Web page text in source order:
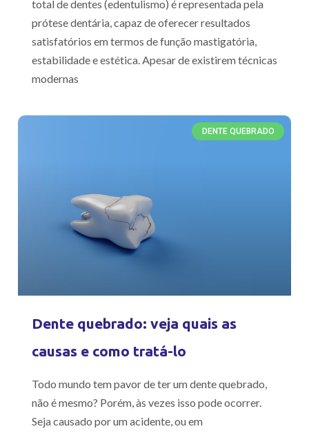
total de dentes (edentulismo) é representada pela
prótese dentária, capaz de oferecer resultados
satisfatórios em termos de função mastigatória,
estabilidade e estética. Apesar de existirem técnicas
modernas
DENTE QUEBRADO
Dente quebrado: veja quais as
causas e como tratá-lo
Todo mundo tem pavor de ter um dente quebrado,
não é mesmo? Porém, às vezes isso pode ocorrer.
Seja causado por um acidente, ou em